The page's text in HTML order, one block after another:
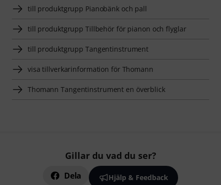
till produktgrupp Pianobänk och pall
till produktgrupp Tillbehör för pianon och flyglar
till produktgrupp Tangentinstrument
visa tillverkarinformation för Thomann
Thomann Tangentinstrument en överblick
Gillar du vad du ser?
Dela Hjälp & Feedback